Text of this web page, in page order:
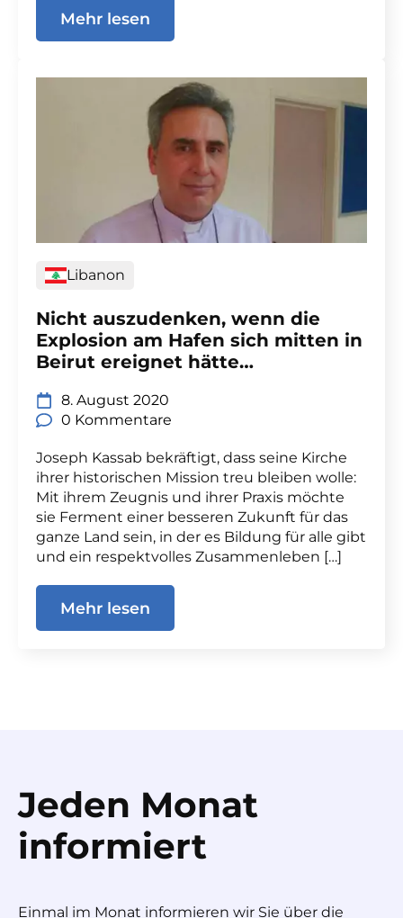
Mehr lesen
Libanon
Nicht auszudenken, wenn die
Explosion am Hafen sich mitten in
Beirut ereignet hätte…
8. August 2020
0 Kommentare
Joseph Kassab bekräftigt, dass seine Kirche
ihrer historischen Mission treu bleiben wolle:
Mit ihrem Zeugnis und ihrer Praxis möchte
sie Ferment einer besseren Zukunft für das
ganze Land sein, in der es Bildung für alle gibt
und ein respektvolles Zusammenleben […]
Mehr lesen
Jeden Monat
informiert
Einmal im Monat informieren wir Sie über die